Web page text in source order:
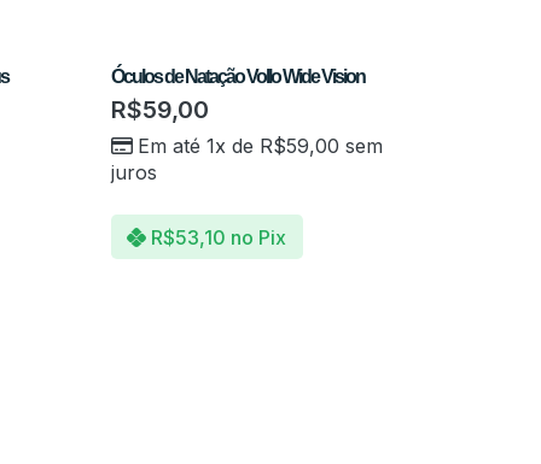
Óculos de Natação Vollo Wide Vision
R$59,00
Em até 1x de R$59,00 sem
juros
R$53,10 no Pix